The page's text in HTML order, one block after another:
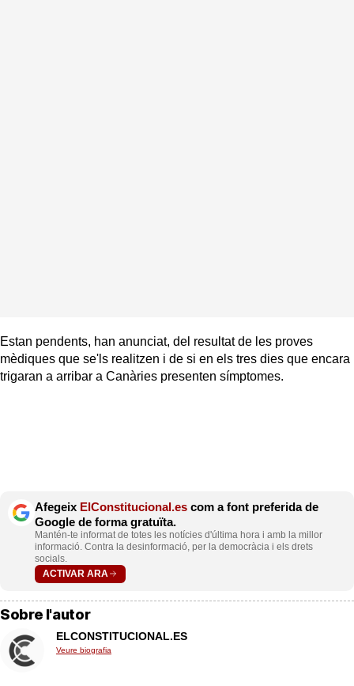
Estan pendents, han anunciat, del resultat de les proves
mèdiques que se'ls realitzen i de si en els tres dies que encara
trigaran a arribar a Canàries presenten símptomes.
Afegeix ElConstitucional.es com a font preferida de
Google de forma gratuïta.
Mantén-te informat de totes les notícies d'última hora i amb la millor
informació. Contra la desinformació, per la democràcia i els drets
socials.
ACTIVAR ARA
Sobre l'autor
ELCONSTITUCIONAL.ES
Veure biografia